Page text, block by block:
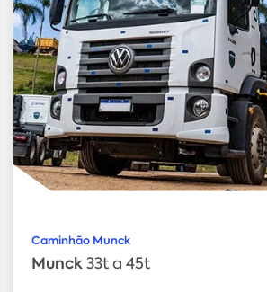
Caminhão Munck
Munck33t a 45t